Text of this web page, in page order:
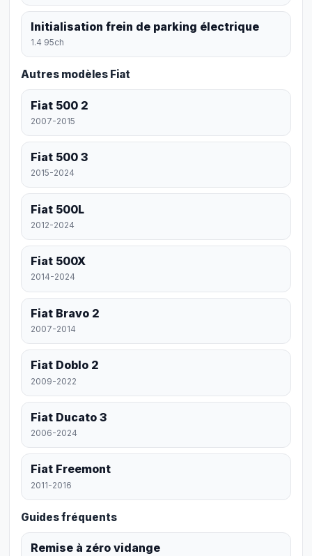
Initialisation frein de parking électrique
1.4 95ch
Autres modèles Fiat
Fiat 500 2
2007-2015
Fiat 500 3
2015-2024
Fiat 500L
2012-2024
Fiat 500X
2014-2024
Fiat Bravo 2
2007-2014
Fiat Doblo 2
2009-2022
Fiat Ducato 3
2006-2024
Fiat Freemont
2011-2016
Guides fréquents
Remise à zéro vidange